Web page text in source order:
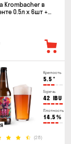
Krombacher в
0.5л х 6шт +
Крепость
5.5 °
Горечь
42 IBU
Плотность
14.5 %
(28)